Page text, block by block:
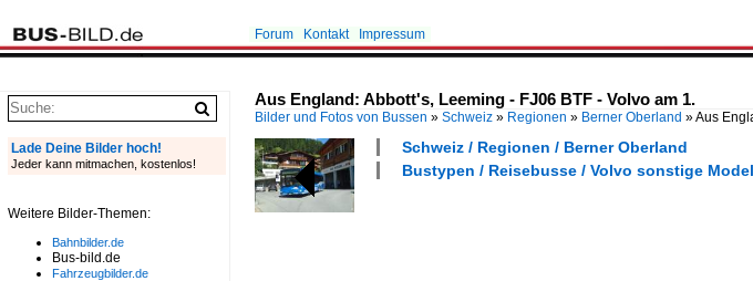
Forum Kontakt Impressum
Aus England: Abbott's, Leeming - FJ06 BTF - Volvo am 1.
Bilder und Fotos von Bussen » Schweiz » Regionen » Berner Oberland »Aus
Schweiz / Regionen / Berner Oberland
Bustypen / Reisebusse / Volvo sonstige
Lade Deine Bilder hoch!
Jeder kann mitmachen, kostenlos!
Weitere Bilder-Themen:
Bahnbilder.de
Bus-bild.de
Fahrzeugbilder.de